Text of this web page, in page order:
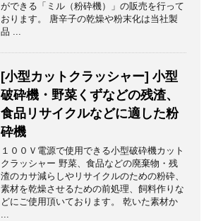
ができる「ミル（粉砕機）」の販売を行って
おります。 唐辛子の乾燥や粉末化は当社製
品 ...
[小型カットクラッシャー] 小型
破砕機・野菜くずなどの残渣、
食品リサイクルなどに適した粉
砕機
１００Ｖ電源で使用できる小型破砕機カット
クラッシャー 野菜、食品などの廃棄物・残
渣のカサ減らしやリサイクルのための粉砕、
素材を乾燥させるための前処理、飼料作りな
どにご使用頂いております。 乾いた素材か
...